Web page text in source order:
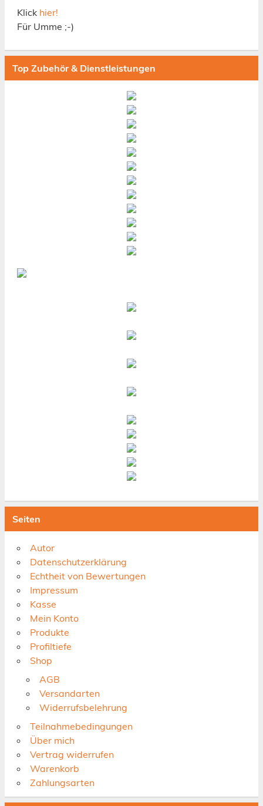
Klick hier!
Für Umme ;-)
Top Zubehör & Dienstleistungen
Seiten
Autor
Datenschutzerklärung
Echtheit von Bewertungen
Impressum
Kasse
Mein Konto
Produkte
Profiltiefe
Shop
AGB
Versandarten
Widerrufsbelehrung
Teilnahmebedingungen
Über mich
Vertrag widerrufen
Warenkorb
Zahlungsarten